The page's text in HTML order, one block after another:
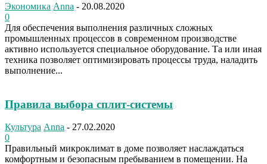
Экономика Anna - 20.08.2020
0
Для обеспечения выполнения различных сложных
промышленных процессов в современном производстве
активно используется специальное оборудование. Та или иная
техника позволяет оптимизировать процессы труда, наладить
выполнение...
Правила выбора сплит-системы
Культура Anna - 27.02.2020
0
Правильный микроклимат в доме позволяет наслаждаться
комфортным и безопасным пребыванием в помещении. На